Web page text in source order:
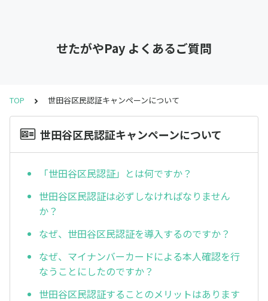
せたがやPay よくあるご質問
TOP 世田谷区民認証キャンペーンについて
世田谷区民認証キャンペーンについて
「世田谷区民認証」とは何ですか？
世田谷区民認証は必ずしなければなりません
か？
なぜ、世田谷区民認証を導入するのですか？
なぜ、マイナンバーカードによる本人確認を行
なうことにしたのですか？
世田谷区民認証することのメリットはあります